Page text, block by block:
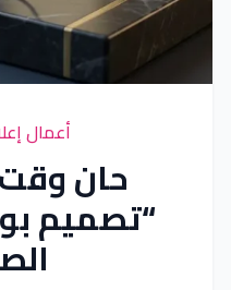
أعمال
حان وقت
“تصميم